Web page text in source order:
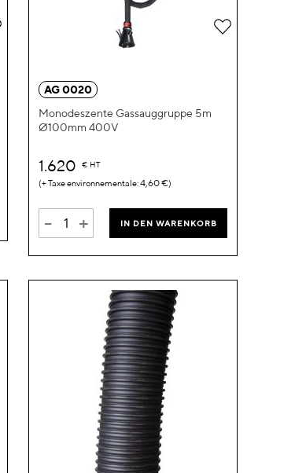
Zur
hinzufügen
AG 0020
Monodeszente Gassauggruppe 5m
Ø100mm 400V
1.620 € HT
4,60 €
- + IN DEN WARENKORB
Zur